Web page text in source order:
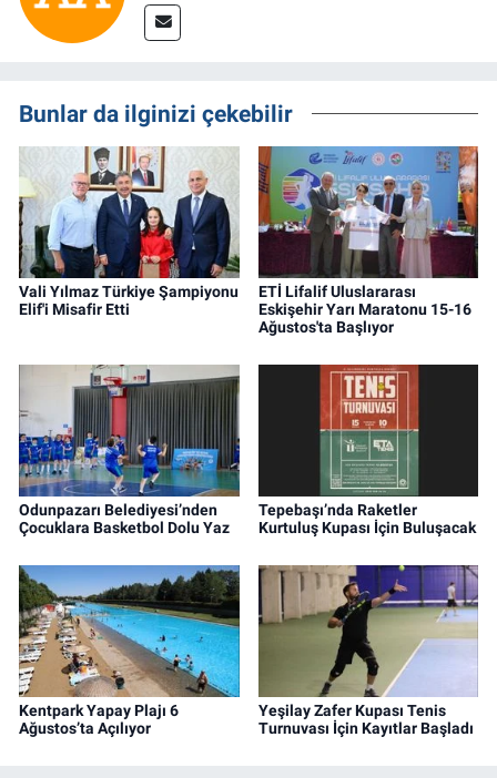
Bunlar da ilginizi çekebilir
Vali Yılmaz Türkiye Şampiyonu
Elif'i Misafir Etti
ETİ Lifalif Uluslararası
Eskişehir Yarı Maratonu 15-16
Ağustos'ta Başlıyor
Odunpazarı Belediyesi’nden
Çocuklara Basketbol Dolu Yaz
Tepebaşı’nda Raketler
Kurtuluş Kupası İçin Buluşacak
Kentpark Yapay Plajı 6
Ağustos’ta Açılıyor
Yeşilay Zafer Kupası Tenis
Turnuvası İçin Kayıtlar Başladı